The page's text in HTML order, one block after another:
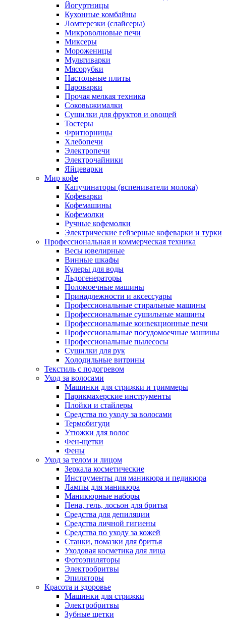
Йогуртницы
Кухонные комбайны
Ломтерезки (слайсеры)
Микроволновые печи
Миксеры
Мороженицы
Мультиварки
Мясорубки
Настольные плиты
Пароварки
Прочая мелкая техника
Соковыжималки
Сушилки для фруктов и овощей
Тостеры
Фритюрницы
Хлебопечи
Электропечи
Электрочайники
Яйцеварки
Мир кофе
Капучинаторы (вспениватели молока)
Кофеварки
Кофемашины
Кофемолки
Ручные кофемолки
Электрические гейзерные кофеварки и турки
Профессиональная и коммерческая техника
Весы ювелирные
Винные шкафы
Кулеры для воды
Льдогенераторы
Поломоечные машины
Принадлежности и аксессуары
Профессиональные стиральные машины
Профессиональные сушильные машины
Профессиональные конвекционные печи
Профессиональные посудомоечные машины
Профессиональные пылесосы
Сушилки для рук
Холодильные витрины
Текстиль с подогревом
Уход за волосами
Машинки для стрижки и триммеры
Парикмахерские инструменты
Плойки и стайлеры
Средства по уходу за волосами
Термобигуди
Утюжки для волос
Фен-щетки
Фены
Уход за телом и лицом
Зеркала косметические
Инструменты для маникюра и педикюра
Лампы для маникюра
Маникюрные наборы
Пена, гель, лосьон для бритья
Средства для депиляции
Средства личной гигиены
Средства по уходу за кожей
Станки, помазки для бритья
Уходовая косметика для лица
Фотоэпиляторы
Электробритвы
Эпиляторы
Красота и здоровье
Машинки для стрижки
Электробритвы
Зубные щетки